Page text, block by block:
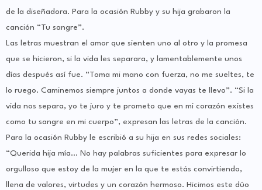
de la diseñadora. Para la ocasión Rubby y su hija grabaron la
canción “Tu sangre”.
Las letras muestran el amor que sienten uno al otro y la promesa
que se hicieron, si la vida les separara, y lamentablemente unos
días después así fue. “Toma mi mano con fuerza, no me sueltes, te
lo ruego. Caminemos siempre juntos a donde vayas te llevo”. “Si la
vida nos separa, yo te juro y te prometo que en mi corazón existes
como tu sangre en mi cuerpo”, expresan las letras de la canción.
Para la ocasión Rubby le escribió a su hija en sus redes sociales:
“Querida hija mía... No hay palabras suficientes para expresar lo
orgulloso que estoy de la mujer en la que te estás convirtiendo,
llena de valores, virtudes y un corazón hermoso. Hicimos este dúo